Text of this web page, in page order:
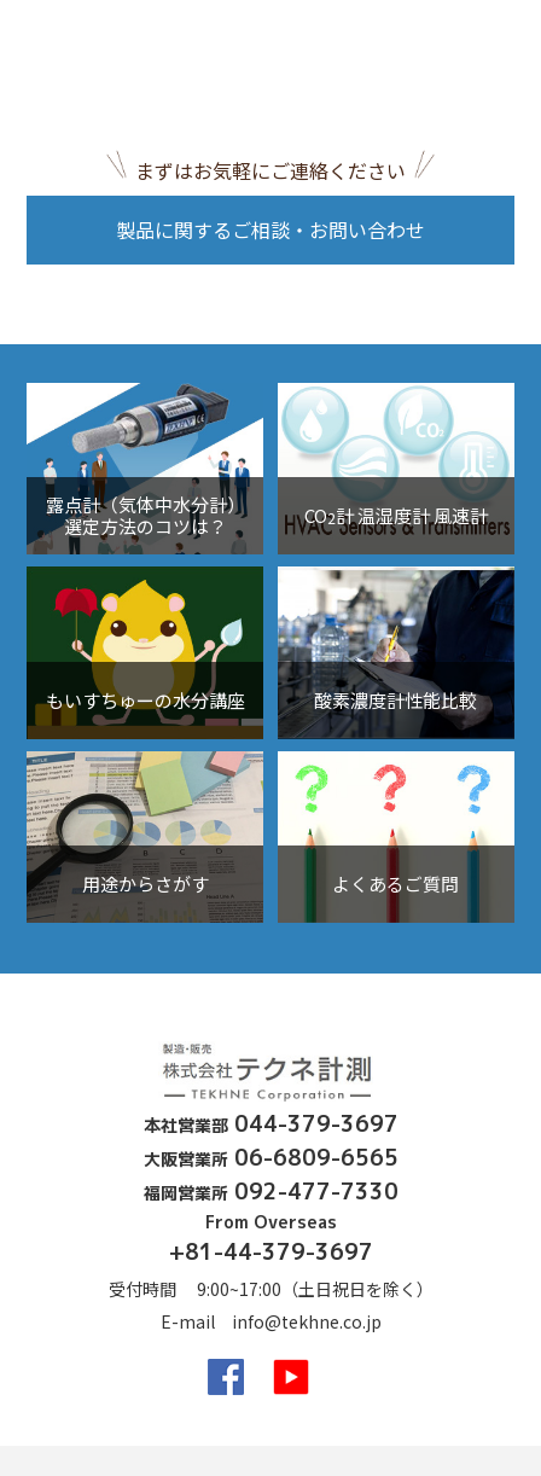
まずはお気軽にご連絡ください
製品に関するご相談・お問い合わせ
露点計（気体中水分計）
選定方法のコツは？
CO2計 温湿度計 風速計
もいすちゅーの水分講座 酸素濃度計性能比較
用途からさがす よくあるご質問
本社営業部 044-379-3697
大阪営業所 06-6809-6565
福岡営業所 092-477-7330
From Overseas
+81-44-379-3697
受付時間 9:00~17:00（土日祝日を除く）
E-mail info@tekhne.co.jp
Facebook